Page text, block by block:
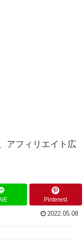
アフィリエイト広
Pinterest
2022.05.08